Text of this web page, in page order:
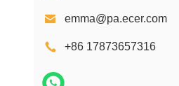
emma@pa.ecer.com
+86 17873657316